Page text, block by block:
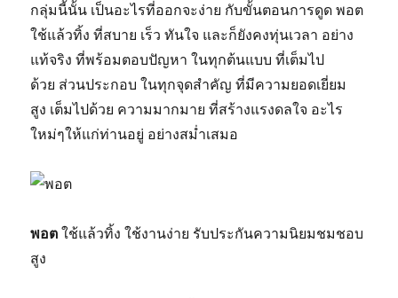
กลุ่มนี้นั้น เป็นอะไรที่ออกจะง่าย กับขั้นตอนการดูด พอต
ใช้แล้วทิ้ง ที่สบาย เร็ว ทันใจ และก็ยังคงทุ่นเวลา อย่าง
แท้จริง ที่พร้อมตอบปัญหา ในทุกต้นแบบ ที่เต็มไป
ด้วย ส่วนประกอบ ในทุกจุดสำคัญ ที่มีความยอดเยี่ยม
สูง เต็มไปด้วย ความมากมาย ที่สร้างแรงดลใจ อะไร
ใหม่ๆให้แก่ท่านอยู่ อย่างสม่ำเสมอ
พอต ใช้แล้วทิ้ง ใช้งานง่าย รับประกันความนิยมชมชอบ
สูง